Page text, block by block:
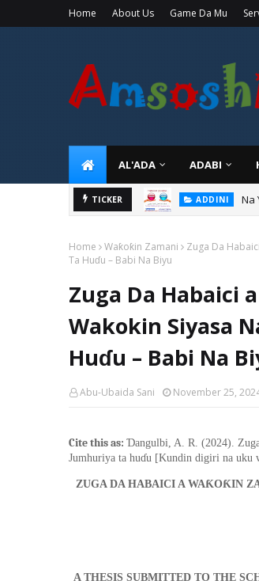
Home About Us Game Da Mu
AL'ADA ADABI
TICKER ADDINI Na
Home Waƙoƙin Zamani
Zuga Da
Ta Huɗu – Babi Na Biyu
Zuga Da Habaici
Wakokin Siyasa
Huɗu – Babi Na
Abu-Ubaida Sani November 25,
Cite this as: Ɗangulbi, A. R. (2024).
Jumhuriya ta huɗu [Kundin digiri na uku
ZUGA DA HABAICI A WAƘOƘIN
A THESIS SUBMITTED TO THE